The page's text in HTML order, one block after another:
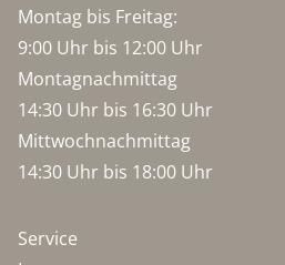
Montag bis Freitag:
9:00 Uhr bis 12:00 Uhr
Montagnachmittag
14:30 Uhr bis 16:30 Uhr
Mittwochnachmittag
14:30 Uhr bis 18:00 Uhr
Service